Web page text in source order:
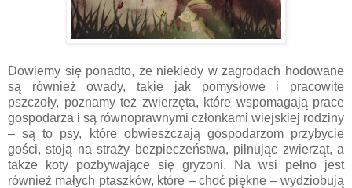
Dowiemy się ponadto, że niekiedy w zagrodach hodowane
są również owady, takie jak pomysłowe i pracowite
pszczoły, poznamy też zwierzęta, które wspomagają prace
gospodarza i są równoprawnymi członkami wiejskiej rodziny
– są to psy, które obwieszczają gospodarzom przybycie
gości, stoją na straży bezpieczeństwa, pilnując zwierząt, a
także koty pozbywające się gryzoni. Na wsi pełno jest
również małych ptaszków, które – choć piękne – wydziobują